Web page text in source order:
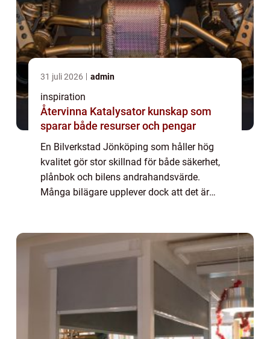
31 juli 2026 admin
inspiration
Återvinna Katalysator kunskap som
sparar både resurser och pengar
En Bilverkstad Jönköping som håller hög
kvalitet gör stor skillnad för både säkerhet,
plånbok och bilens andrahandsvärde.
Många bilägare upplever dock att det är